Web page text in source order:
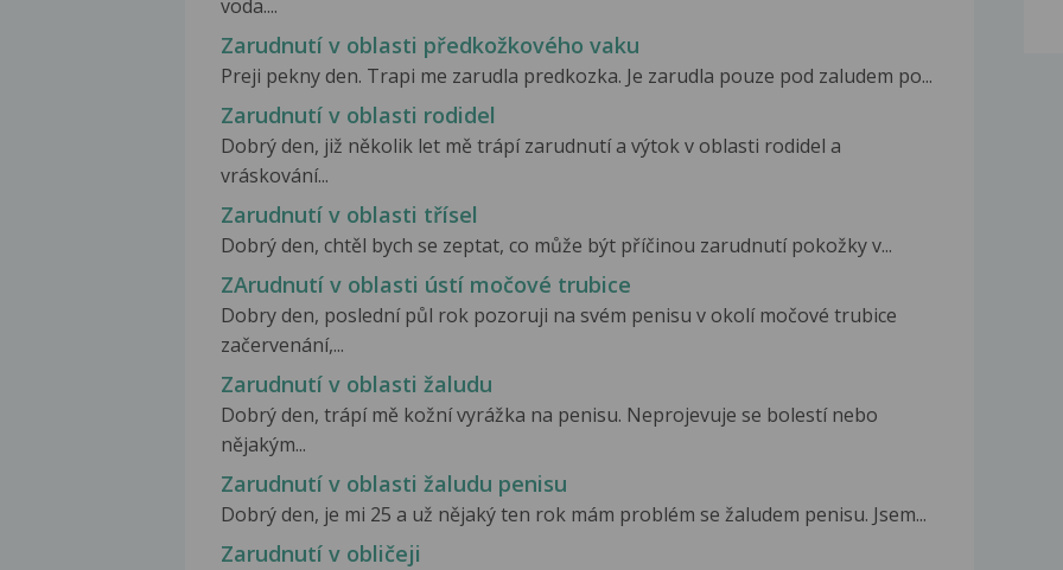
voda....
Zarudnutí v oblasti předkožkového vaku
Preji pekny den. Trapi me zarudla predkozka. Je zarudla pouze pod zaludem po...
Zarudnutí v oblasti rodidel
Dobrý den, již několik let mě trápí zarudnutí a výtok v oblasti rodidel a
vráskování...
Zarudnutí v oblasti třísel
Dobrý den, chtěl bych se zeptat, co může být příčinou zarudnutí pokožky v...
ZArudnutí v oblasti ústí močové trubice
Dobry den, poslední půl rok pozoruji na svém penisu v okolí močové trubice
začervenání,...
Zarudnutí v oblasti žaludu
Dobrý den, trápí mě kožní vyrážka na penisu. Neprojevuje se bolestí nebo
nějakým...
Zarudnutí v oblasti žaludu penisu
Dobrý den, je mi 25 a už nějaký ten rok mám problém se žaludem penisu. Jsem...
Zarudnutí v obličeji